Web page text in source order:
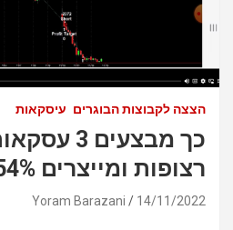
הצצה לקבוצות הבוגרים עיסקאות
כך
רצופות ומייצרים 54% ב- 8 ימים
14/11/2022
Yoram Barazani